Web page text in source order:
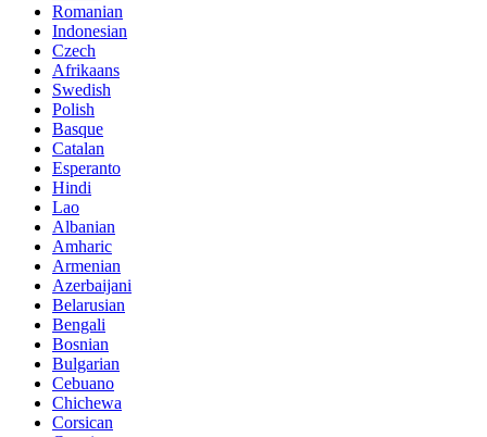
Romanian
Indonesian
Czech
Afrikaans
Swedish
Polish
Basque
Catalan
Esperanto
Hindi
Lao
Albanian
Amharic
Armenian
Azerbaijani
Belarusian
Bengali
Bosnian
Bulgarian
Cebuano
Chichewa
Corsican